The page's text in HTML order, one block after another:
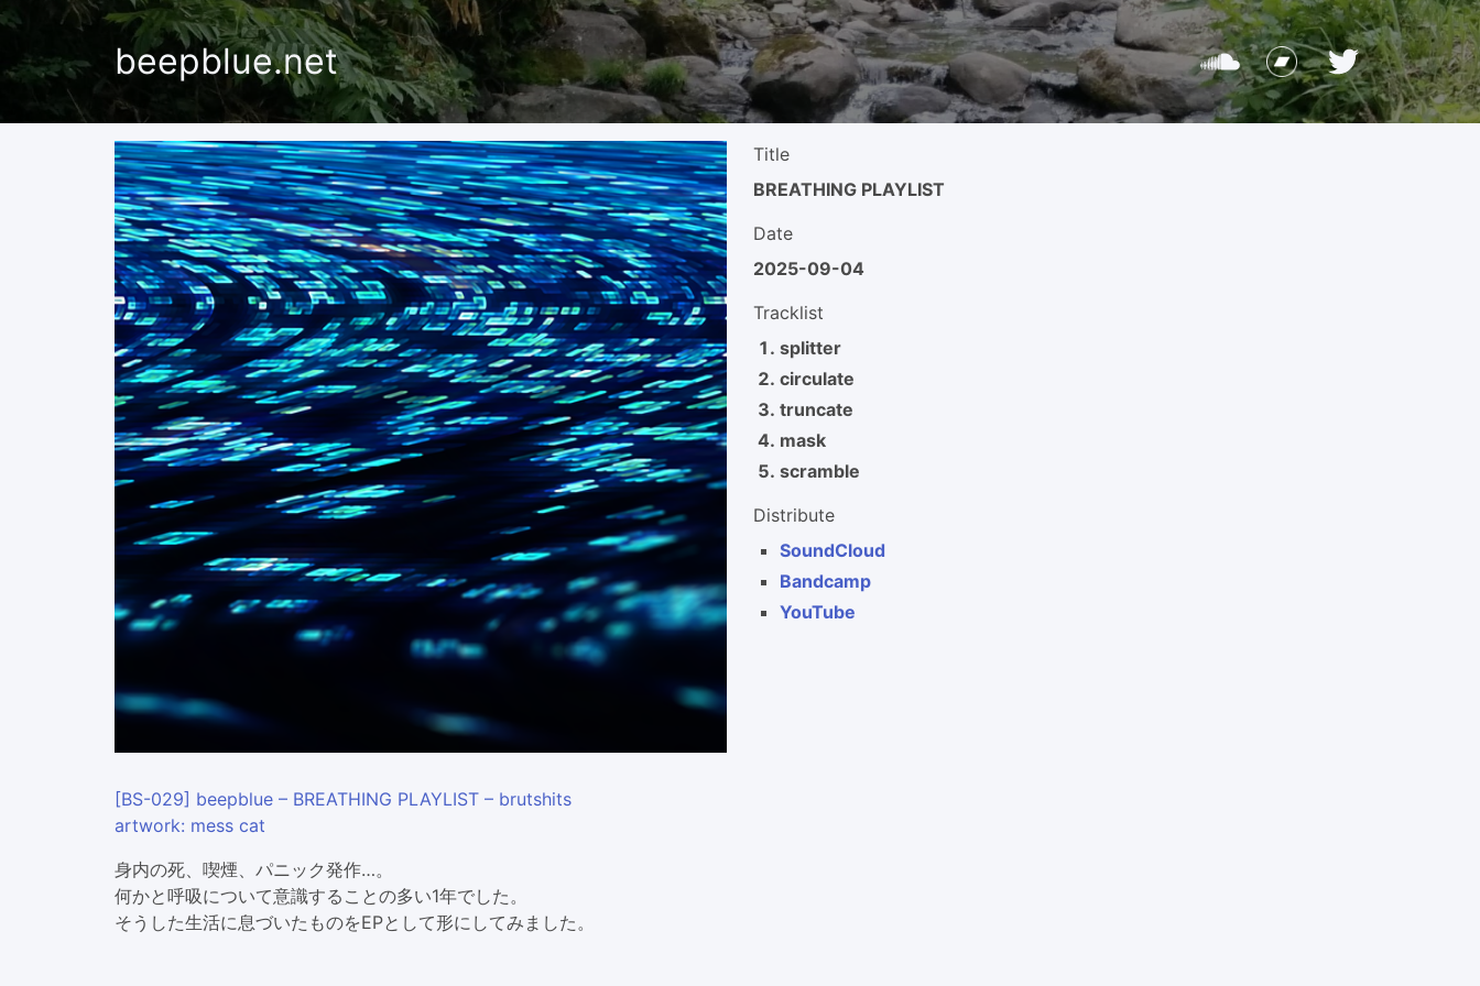
beepblue.net
Title
BREATHING PLAYLIST
Date
2025-09-04
Tracklist
splitter
circulate
truncate
mask
scramble
Distribute
SoundCloud
Bandcamp
YouTube
[BS-029] beepblue – BREATHING PLAYLIST – brutshits
artwork: mess cat
身内の死、喫煙、パニック発作…。
何かと呼吸について意識することの多い1年でした。
そうした生活に息づいたものをEPとして形にしてみました。